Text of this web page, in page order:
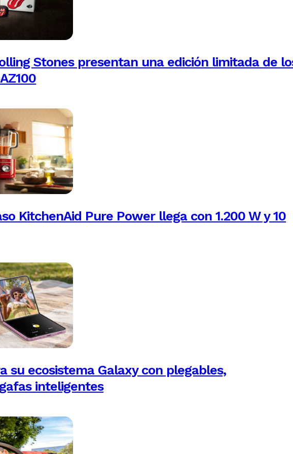
Stones presentan una edición limitada de
KitchenAid Pure Power llega con 1.200 W y 10
su ecosistema Galaxy con plegables,
inteligentes